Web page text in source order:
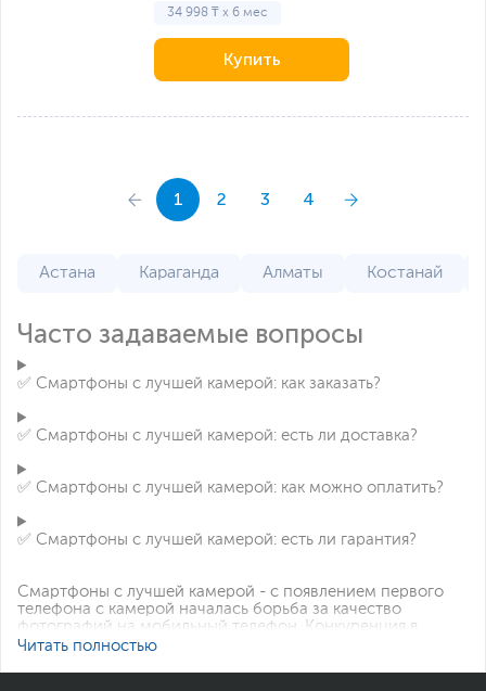
34 998 ₸ x 6 мес
Купить
1 2 3 4
Астана Караганда Алматы Костанай
Часто задаваемые вопросы
✅ Смартфоны с лучшей камерой: как заказать?
✅ Смартфоны с лучшей камерой: есть ли доставка?
✅ Смартфоны с лучшей камерой: как можно оплатить?
✅ Смартфоны с лучшей камерой: есть ли гарантия?
Смартфоны с лучшей камерой - с появлением первого
телефона с камерой началась борьба за качество
фотографий на мобильный телефон. Конкуренция в
сфере этих модулей не прекращается до сих пор:
освещённости, быстрый автофокус, оптическая
Читать полностью